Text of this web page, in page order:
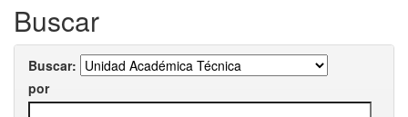
Buscar
Buscar:
por